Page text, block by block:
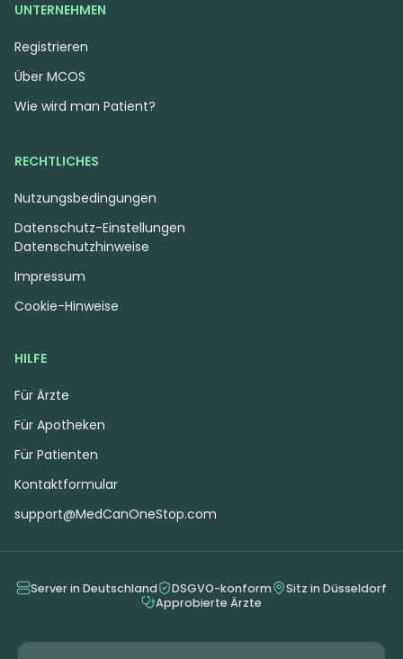
UNTERNEHMEN
Registrieren
Über MCOS
Wie wird man Patient?
HILFE
Für Ärzte
Für Apotheken
Für Patienten
Kontaktformular
support@MedCanOneStop.com
RECHTLICHES
Nutzungsbedingungen
Datenschutzhinweise
Impressum
Cookie-Hinweise
Datenschutz-Einstellungen
Server in Deutschland DSGVO-konform
Sitz in Düsseldorf
Approbierte Ärzte